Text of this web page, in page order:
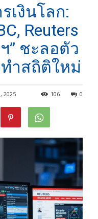
เงินโลก:
Reuters
” ชะลอตัว
ำสถิติใหม่
2025 0
106